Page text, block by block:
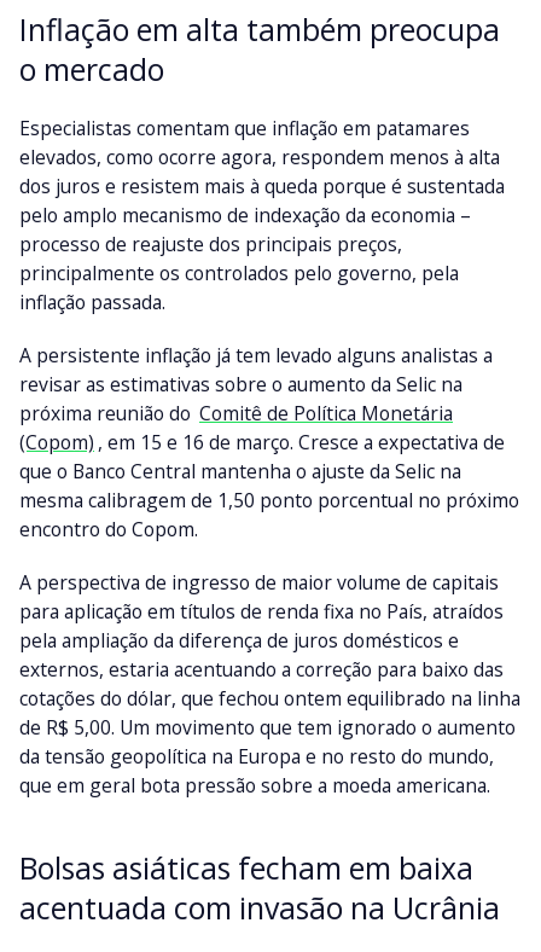
Inflação em alta também preocupa
o mercado
Especialistas comentam que inflação em patamares
elevados, como ocorre agora, respondem menos à alta
dos juros e resistem mais à queda porque é sustentada
pelo amplo mecanismo de indexação da economia –
processo de reajuste dos principais preços,
principalmente os controlados pelo governo, pela
inflação passada.
A persistente inflação já tem levado alguns analistas a
revisar as estimativas sobre o aumento da Selic na
próxima reunião do Comitê de Política Monetária
(Copom) , em 15 e 16 de março. Cresce a expectativa de
que o Banco Central mantenha o ajuste da Selic na
mesma calibragem de 1,50 ponto porcentual no próximo
encontro do Copom.
A perspectiva de ingresso de maior volume de capitais
para aplicação em títulos de renda fixa no País, atraídos
pela ampliação da diferença de juros domésticos e
externos, estaria acentuando a correção para baixo das
cotações do dólar, que fechou ontem equilibrado na linha
de R$ 5,00. Um movimento que tem ignorado o aumento
da tensão geopolítica na Europa e no resto do mundo,
que em geral bota pressão sobre a moeda americana.
Bolsas asiáticas fecham em baixa
acentuada com invasão na Ucrânia